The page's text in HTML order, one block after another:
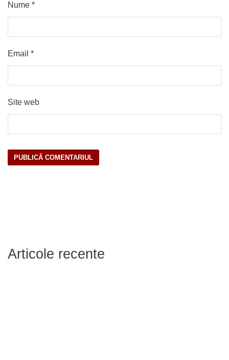
Nume *
Email *
Site web
Articole recente